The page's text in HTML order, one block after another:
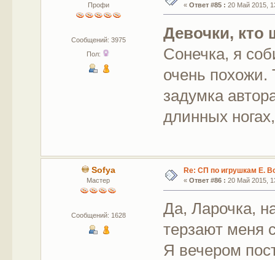
Профи
Сообщений: 3975
Пол:
« Ответ #85 : 20 Май 2015,
Девочки, кто
Сонечка, я
очень похожи.
задумка
длинных
Sofya
Мастер
Сообщений: 1628
Re: СП по игрушкам Е.
« Ответ #86 : 20 Май 2015,
Да, Ларочка,
терзают меня
Я вечером